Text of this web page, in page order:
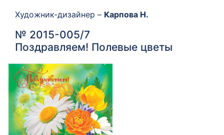
Художник-дизайнер – Карпова Н.
№ 2015-005/7
Поздравляем! Полевые цветы